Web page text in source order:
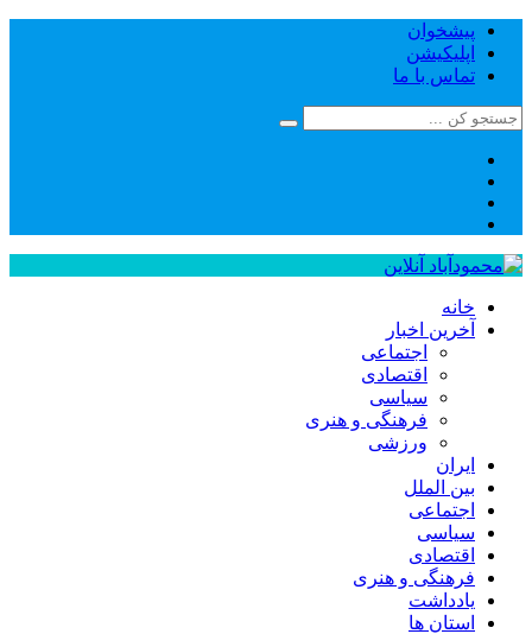
پیشخوان
اپلیکیشن
تماس با ما
خانه
آخرین اخبار
اجتماعی
اقتصادی
سیاسی
فرهنگی و هنری
ورزشی
ایران
بین الملل
اجتماعی
سیاسی
اقتصادی
فرهنگی و هنری
یادداشت
استان ها